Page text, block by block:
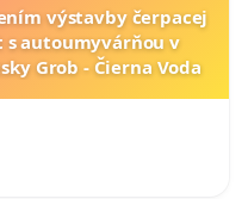
výstavby čerpacej
s autoumyvárňou v
Grob - Čierna Voda